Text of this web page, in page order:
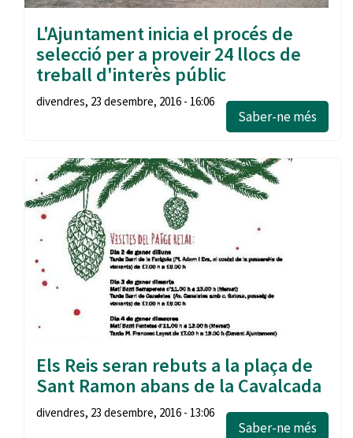
L'Ajuntament inicia el procés de
selecció per a proveir 24 llocs de
treball d'interès públic
divendres, 23 desembre, 2016 - 16:06
Saber-ne més
Els Reis seran rebuts a la plaça de
Sant Ramon abans de la Cavalcada
divendres, 23 desembre, 2016 - 13:06
Saber-ne més